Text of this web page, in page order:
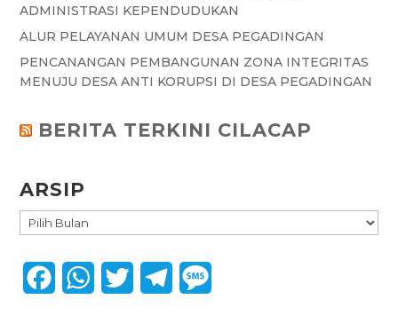
ADMINISTRASI KEPENDUDUKAN
ALUR PELAYANAN UMUM DESA PEGADINGAN
PENCANANGAN PEMBANGUNAN ZONA INTEGRITAS
MENUJU DESA ANTI KORUPSI DI DESA PEGADINGAN
BERITA TERKINI CILACAP
ARSIP
ARSIP
W
T